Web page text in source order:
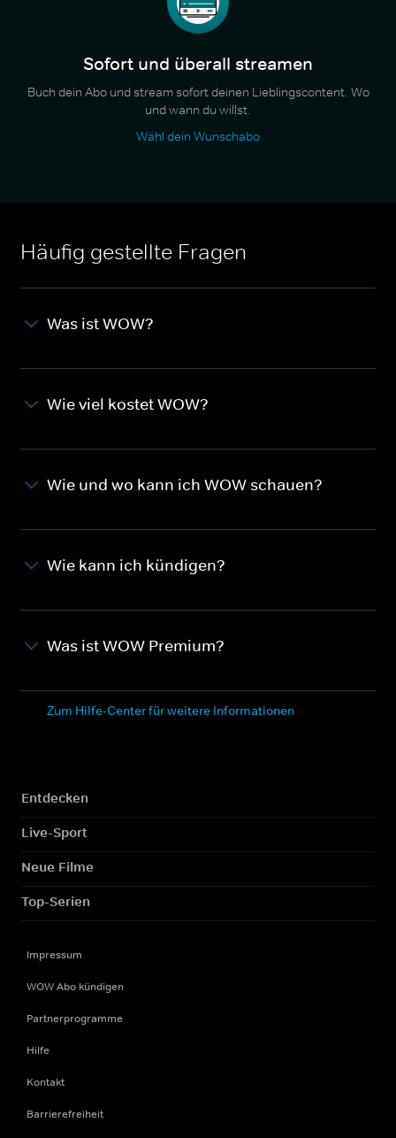
Sofort und überall streamen
Buch dein Abo und stream sofort deinen Lieblingscontent. Wo
und wann du willst.
Wähl dein Wunschabo
Häufig gestellte Fragen
Was ist WOW?
Wie viel kostet WOW?
Wie und wo kann ich WOW schauen?
Wie kann ich kündigen?
Was ist WOW Premium?
Zum Hilfe-Center für weitere Informationen
Entdecken
Live-Sport
Neue Filme
Top-Serien
Impressum
WOW Abo kündigen
Partnerprogramme
Hilfe
Kontakt
Barrierefreiheit